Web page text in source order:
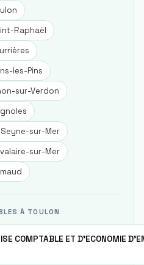
Raphaël
les-Pins
sur-Verdon
Seyne-sur-Mer
sur-Mer
À TOULON
COMPTABLE ET D'ECONOMIE